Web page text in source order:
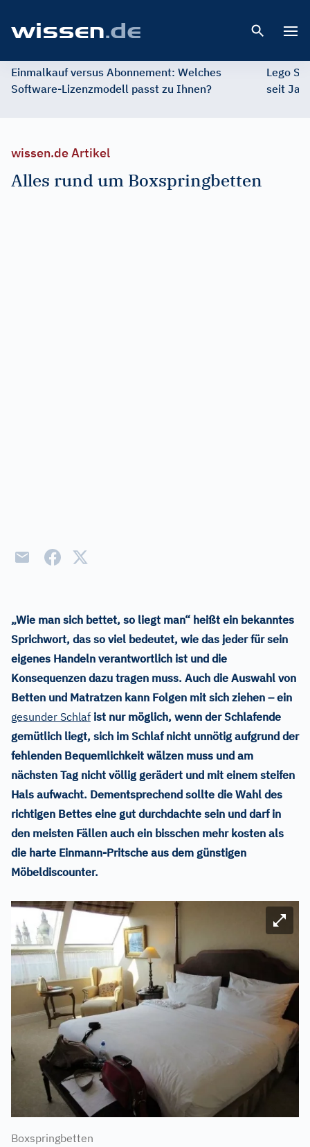
Einmalkauf versus Abonnement: Welches
Software-Lizenzmodell passt zu Ihnen?
Lego
seit
wissen.de Artikel
Alles rund um Boxspringbetten
„Wie man sich bettet, so liegt man“ heißt ein bekanntes
Sprichwort, das so viel bedeutet, wie das jeder für sein
eigenes Handeln verantwortlich ist und die
Konsequenzen dazu tragen muss. Auch die Auswahl von
Betten und Matratzen kann Folgen mit sich ziehen – ein
gesunder Schlaf ist nur möglich, wenn der Schlafende
gemütlich liegt, sich im Schlaf nicht unnötig aufgrund der
fehlenden Bequemlichkeit wälzen muss und am
nächsten Tag nicht völlig gerädert und mit einem steifen
Hals aufwacht. Dementsprechend sollte die Wahl des
richtigen Bettes eine gut durchdachte sein und darf in
den meisten Fällen auch ein bisschen mehr kosten als
die harte Einmann-Pritsche aus dem günstigen
Möbeldiscounter.
Bild
Boxspringbetten